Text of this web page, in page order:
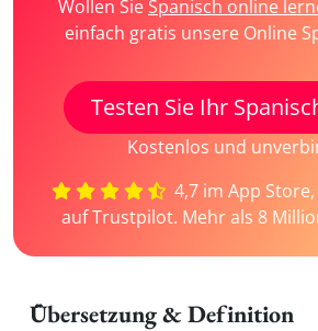
Wollen SieSpanisch online
einfach gratis unsere Online
Testen Sie Ihr
Kostenlos und
4,7 im App
auf Trustpilot. Mehr als 8
Übersetzung & Definition